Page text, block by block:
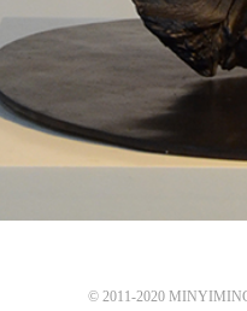
© 2011-2020